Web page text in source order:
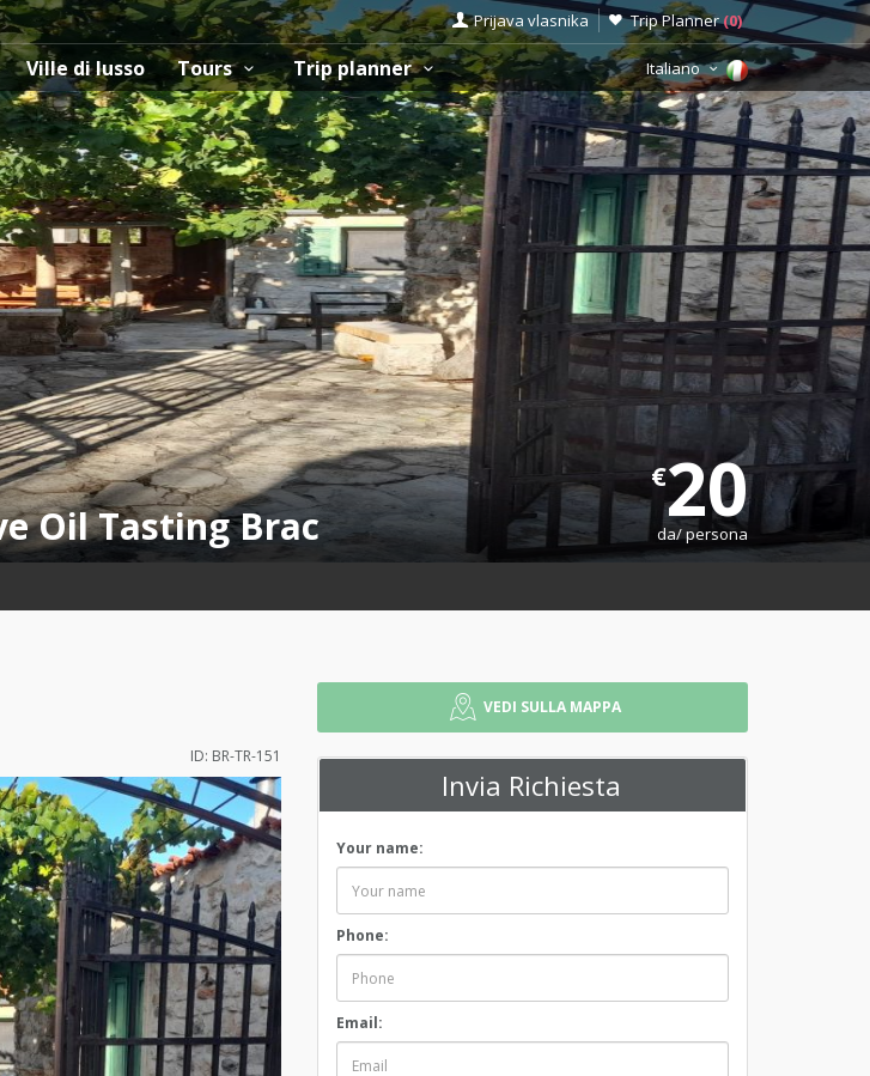
Prijava vlasnika Trip Planner(0)
Ville di lusso Tours Trip planner Italiano
Oil Tasting Brac
€20
da/ persona
ID: BR-TR-151
VEDI SULLA MAPPA
Invia Richiesta
Your name:
Phone:
Email: